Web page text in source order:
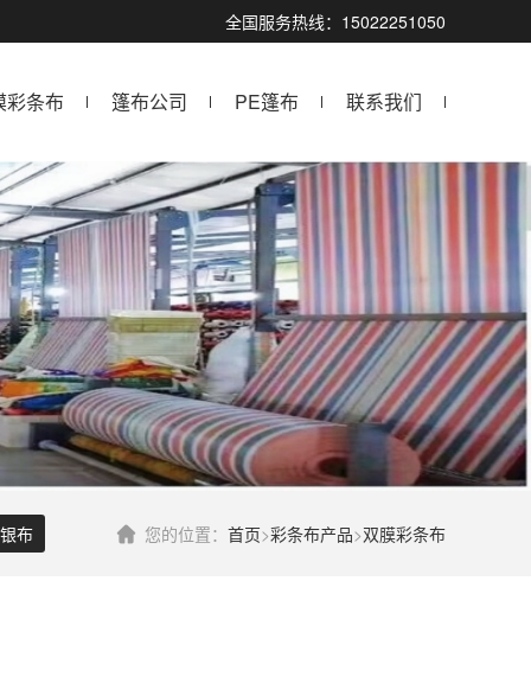
全国服务热线：15022251050
彩条布 篷布公司 PE篷布 联系我们
您的位置： 首页>彩条布产品>双膜彩条布
布